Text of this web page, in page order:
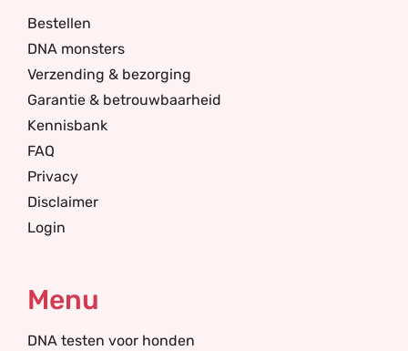
Bestellen
DNA monsters
Verzending & bezorging
Garantie & betrouwbaarheid
Kennisbank
FAQ
Privacy
Disclaimer
Login
Menu
DNA testen voor honden